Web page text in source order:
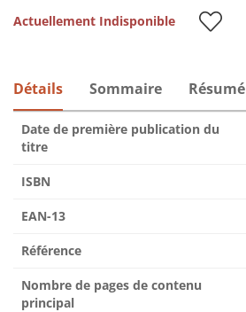
Actuellement Indisponible
Détails Sommaire Résumé
Date de première publication du
titre
ISBN
EAN-13
Référence
Nombre de pages de contenu
principal